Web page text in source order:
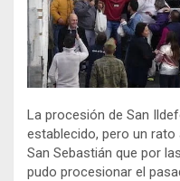
La procesión de San
establecido, pero un
San Sebastián que por
pudo procesionar el